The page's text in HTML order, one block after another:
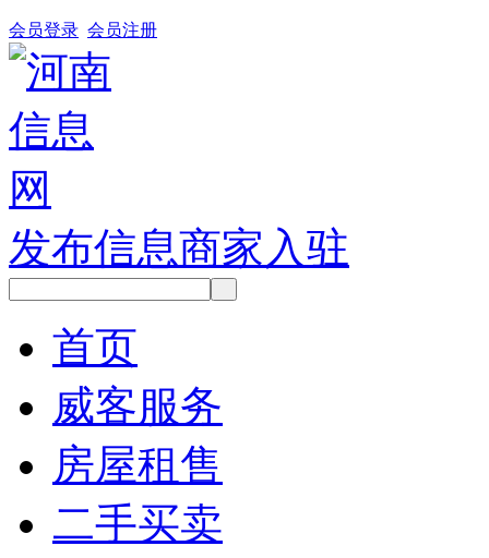
会员登录 会员注册
发布信息商家入驻
首页
威客服务
房屋租售
二手买卖